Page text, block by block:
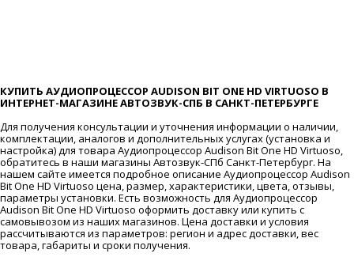
КУПИТЬ АУДИОПРОЦЕССОР AUDISON BIT ONE HD VIRTUOSO В
ИНТЕРНЕТ-МАГАЗИНЕ АВТОЗВУК-СПБ В САНКТ-ПЕТЕРБУРГЕ
Для получения консультации и уточнения информации о наличии,
комплектации, аналогов и дополнительных услугах (установка и
настройка) для товара Аудиопроцессор Audison Bit One HD Virtuoso,
обратитесь в наши магазины Автозвук-СПб Санкт-Петербург. На
нашем сайте имеется подробное описание Аудиопроцессор Audison
Bit One HD Virtuoso цена, размер, характеристики, цвета, отзывы,
параметры установки. Есть возможность для Аудиопроцессор
Audison Bit One HD Virtuoso оформить доставку или купить с
самовывозом из наших магазинов. Цена доставки и условия
рассчитываются из параметров: регион и адрес доставки, вес
товара, габариты и сроки получения.